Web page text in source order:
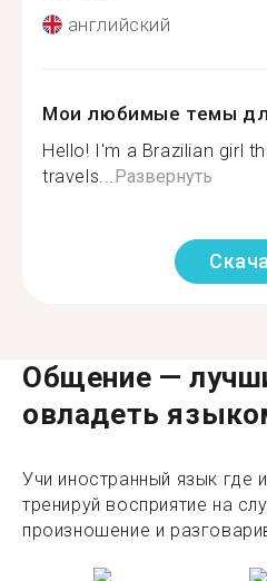
английский
Мои любимые темы
Hello! I'm a Brazilian girl
travels... Развернуть
Общение —
овладеть
Учи иностранный язык где
тренируй восприятие на
произношение и